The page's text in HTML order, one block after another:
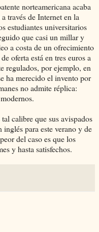
norteamericana acaba
través de Internet en la
estudiantes universitarios
que casi un millar y
a costa de un ofrecimiento
oferta está en tres euros a
regulados, por ejemplo, en
ha merecido el invento por
no admite réplica:
calibre que sus avispados
para este verano y de
del caso es que los
y hasta satisfechos.